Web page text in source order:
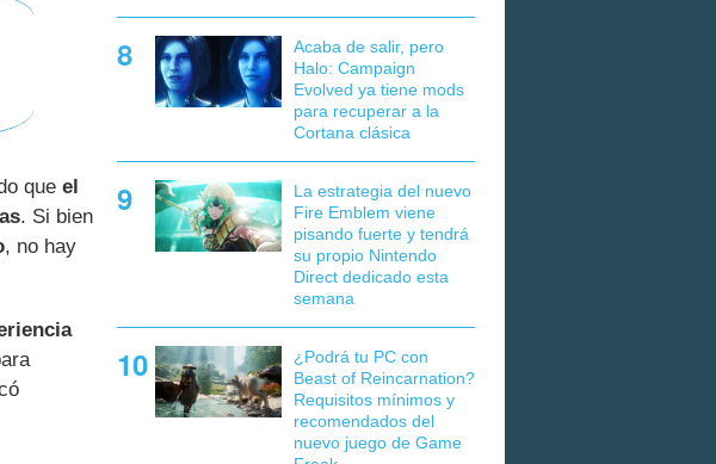
que el
. Si bien
, no hay
Acaba de salir, pero
Halo: Campaign
Evolved ya tiene mods
para recuperar a la
Cortana clásica
La estrategia del nuevo
Fire Emblem viene
pisando fuerte y tendrá
su propio Nintendo
Direct dedicado esta
semana
¿Podrá tu PC con
Beast of Reincarnation?
Requisitos mínimos y
recomendados del
nuevo juego de Game